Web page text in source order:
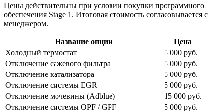
Цены действительны при условии покупки программного
обеспечения Stage 1. Итоговая стоимость согласовывается с
менеджером.
Название опции
Цена
Холодный термостат
5 000 руб.
Отключение сажевого фильтра
5 000 руб.
Отключение катализатора
5 000 руб.
Отключение системы EGR
5 000 руб.
Отключение мочевины (Adblue)
15 000 руб.
Отключение системы OPF / GPF
5 000 руб.